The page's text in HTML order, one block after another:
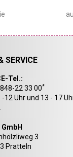
SERVICE
Tel.:
22 33 00*
-12 Uhr und 13 - 17
3
Pratteln